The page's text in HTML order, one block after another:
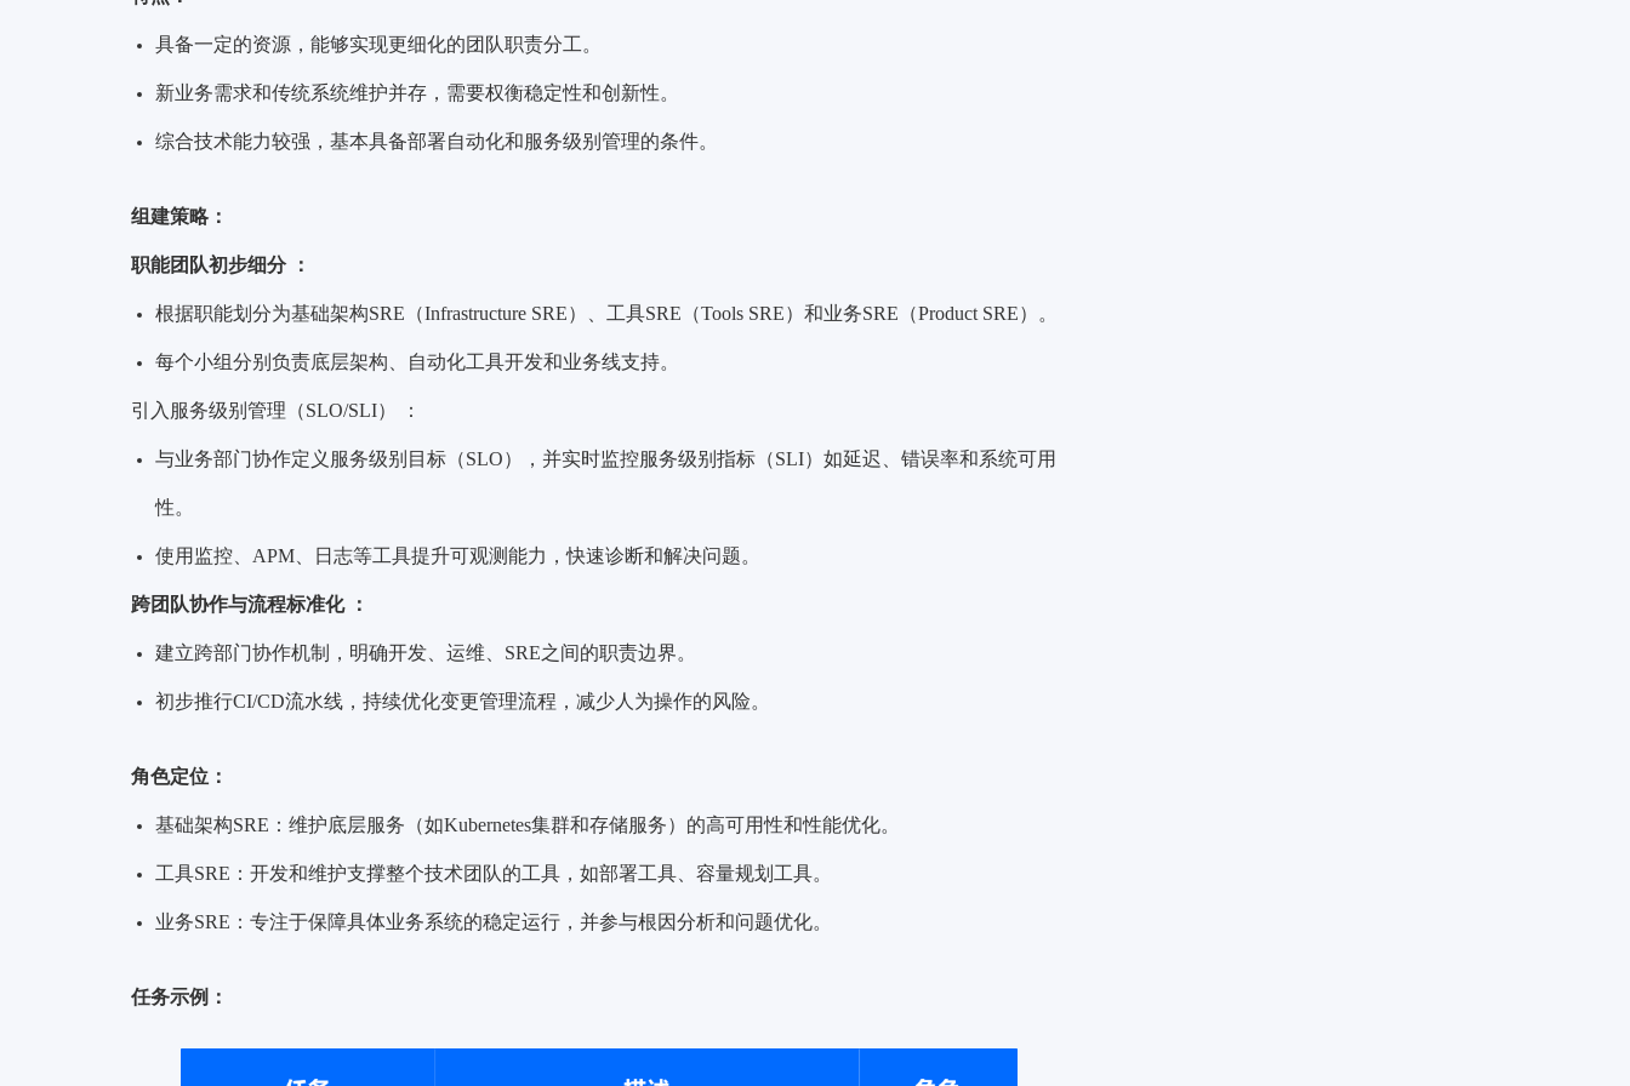
具备一定的资源，能够实现更细化的团队职责分工。
新业务需求和传统系统维护并存，需要权衡稳定性和创新性。
综合技术能力较强，基本具备部署自动化和服务级别管理的条件。
组建策略：
职能团队初步细分 ：
根据职能划分为基础架构SRE（Infrastructure SRE）、工具SRE（Tools SRE）和业务SRE（Product SRE）。
每个小组分别负责底层架构、自动化工具开发和业务线支持。
引入 服务级别管理 （SLO/SLI） ：
与业务部门协作定义服务级别目标（SLO），并实时监控服务级别指标（SLI）如延迟、错误率和系统可用
性。
使用监控、APM、日志等工具提升可观测能力，快速诊断和解决问题。
跨团队协作与流程标准化 ：
建立跨部门协作机制，明确开发、运维、SRE之间的职责边界。
初步推行CI/CD流水线，持续优化变更管理流程 ，减少人为操作的风险。
角色定位：
基础架构SRE：维护底层服务（如Kubernetes集群和存储服务）的高可用性和性能优化。
工具SRE：开发和维护支撑整个技术团队的工具，如部署工具、容量规划工具。
业务SRE：专注于保障具体业务系统的稳定运行，并参与根因分析和问题优化。
任务示例：